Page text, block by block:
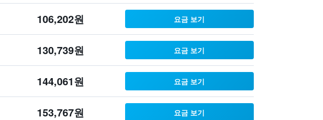
106,202원 요금 보기
130,739원 요금 보기
144,061원 요금 보기
153,767원 요금 보기